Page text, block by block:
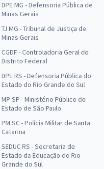
DPE MG - Defensoria Pública de
Minas Gerais
TJ MG - Tribunal de Justiça de
Minas Gerais
CGDF - Controladoria Geral do
Distrito Federal
DPE RS - Defensoria Pública do
Estado do Rio Grande do Sul
MP SP - Ministério Público do
Estado de São Paulo
PM SC - Polícia Militar de Santa
Catarina
SEDUC RS - Secretaria de
Estado da Educação do Rio
Grande do Sul